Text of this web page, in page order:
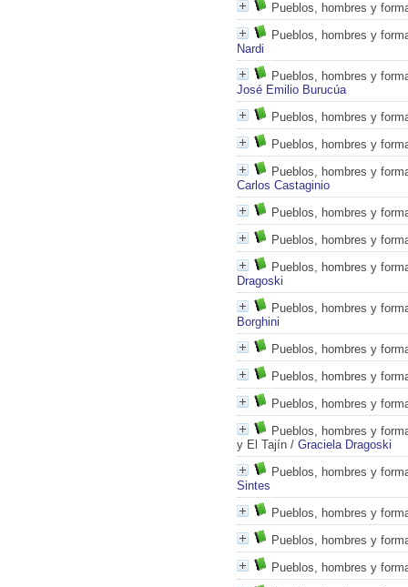
Pueblos, hombres y
Pueblos, hombres y
Nardi
Pueblos, hombres y
José Emilio Burucúa
Pueblos, hombres y
Pueblos, hombres y
Pueblos, hombres y
Carlos Castaginio
Pueblos, hombres y
Pueblos, hombres y
Pueblos, hombres y
Dragoski
Pueblos, hombres y
Borghini
Pueblos, hombres y
Pueblos, hombres y
Pueblos, hombres y
Pueblos, hombres y
y El Tajín / Graciela Dragoski
Pueblos, hombres y
Sintes
Pueblos, hombres y
Pueblos, hombres y
Pueblos, hombres y